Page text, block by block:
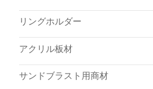
リングホルダー
アクリル板材
サンドブラスト用商材